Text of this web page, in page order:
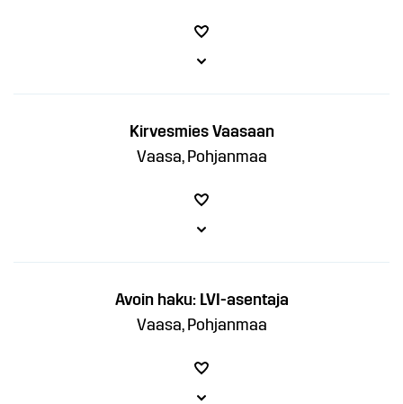
Kirvesmies Vaasaan
Vaasa, Pohjanmaa
Avoin haku: LVI-asentaja
Vaasa, Pohjanmaa